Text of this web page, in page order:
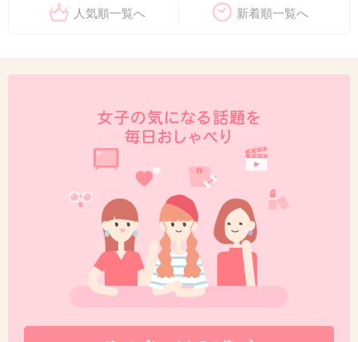
人気順一覧へ 新着順一覧へ